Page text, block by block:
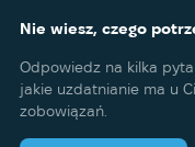
Nie wiesz, czego
Odpowiedz na kilka
jakie uzdatnianie ma u
zobowiązań.